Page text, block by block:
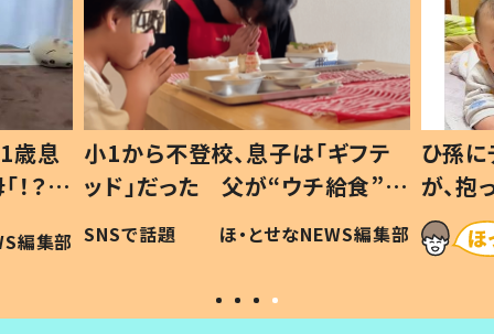
歳息
？」
編集部
小1から不登校、息子は「ギフテ
ッド」だった 父が“ウチ給食”を
作り続ける理由とは #令和の親
#令和の子
SNSで話題 ほ・とせなNEWS編集部
ひ孫
が、
「涙が
い」